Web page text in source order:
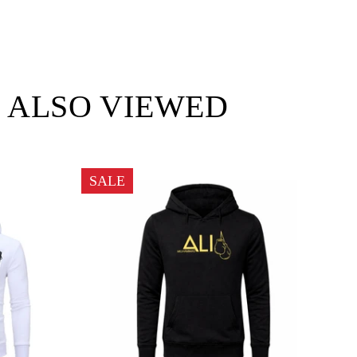
VIEWED
SALE